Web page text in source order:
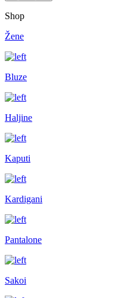
Shop
Žene
Bluze
Haljine
Kaputi
Kardigani
Pantalone
Sakoi